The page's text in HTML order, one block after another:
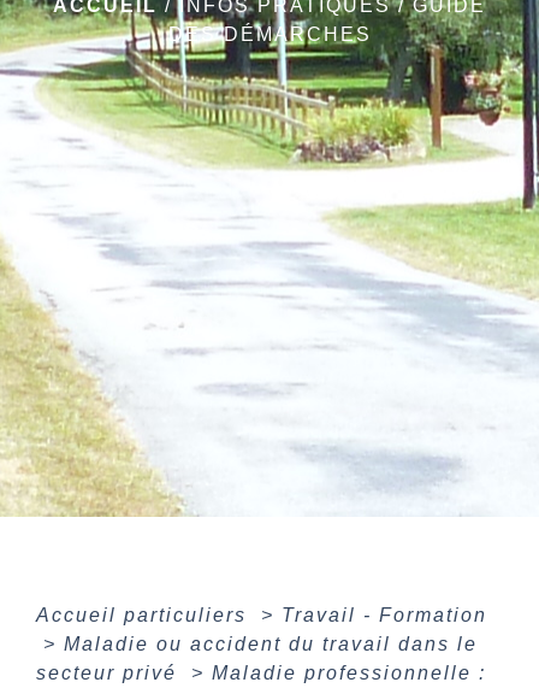
ACCUEIL /INFOS PRATIQUES/GUIDE
DES DÉMARCHES
Accueil particuliers > Travail - Formation
> Maladie ou accident du travail dans le
secteur privé
> Maladie professionnelle :